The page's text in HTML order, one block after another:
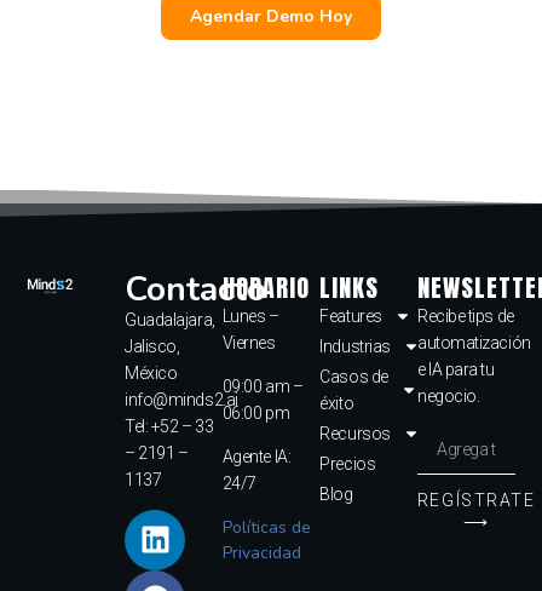
Agendar Demo Hoy
Contacto
Guadalajara,
Jalisco,
México
info@minds2.ai
Tel: +52 – 33
– 2191 –
1137
HORARIO
Lunes –
Viernes
09:00 am –
06:00 pm
Agente IA:
24/7
Políticas de
Privacidad
LINKS
Features
Industrias
Casos de
éxito
Recursos
Precios
Blog
Recibe tips de
automatización
e IA para tu
negocio.
REGÍSTRATE
⟶